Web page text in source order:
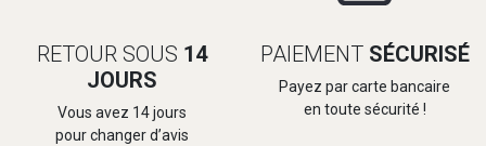
RETOUR SOUS 14
JOURS
Vous avez 14 jours
pour changer d’avis
PAIEMENT SÉCURISÉ
Payez par carte bancaire
en toute sécurité !